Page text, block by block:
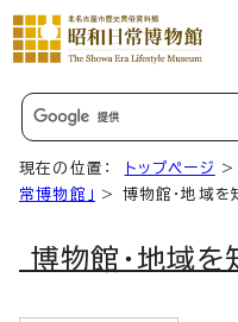
現在の位置： トップページ
常博物館」
> 博物館・地域を
博物館・地域を